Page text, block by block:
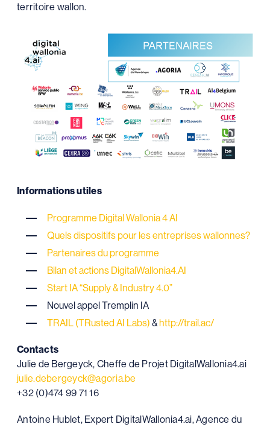
territoire wallon.
Informations utiles
Programme Digital Wallonia 4 AI
Quels dispositifs pour les entreprises wallonnes?
Partenaires du programme
Bilan et actions DigitalWallonia4.AI
Start IA “Supply & Industry 4.0”
Nouvel appel Tremplin IA
TRAIL (TRusted AI Labs) &http://trail.ac/
Contacts
Julie de Bergeyck, Cheffe de Projet DigitalWallonia4.ai
julie.debergeyck@agoria.be
+32 (0)474 99 71 16
Antoine Hublet, Expert DigitalWallonia4.ai, Agence du